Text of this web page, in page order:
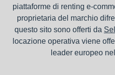
piattaforme di renting e-
proprietaria del marchio
questo sito sono offerti da
locazione operativa viene
leader europeo